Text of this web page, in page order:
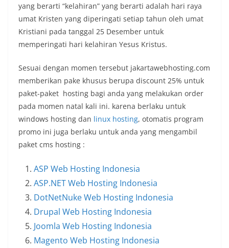
yang berarti “kelahiran” yang berarti adalah hari raya
umat Kristen yang diperingati setiap tahun oleh umat
Kristiani pada tanggal 25 Desember untuk
memperingati hari kelahiran Yesus Kristus.
Sesuai dengan momen tersebut jakartawebhosting.com
memberikan pake khusus berupa discount 25% untuk
paket-paket hosting bagi anda yang melakukan order
pada momen natal kali ini. karena berlaku untuk
windows hosting dan linux hosting, otomatis program
promo ini juga berlaku untuk anda yang mengambil
paket cms hosting :
ASP Web Hosting Indonesia
ASP.NET Web Hosting Indonesia
DotNetNuke Web Hosting Indonesia
Drupal Web Hosting Indonesia
Joomla Web Hosting Indonesia
Magento Web Hosting Indonesia